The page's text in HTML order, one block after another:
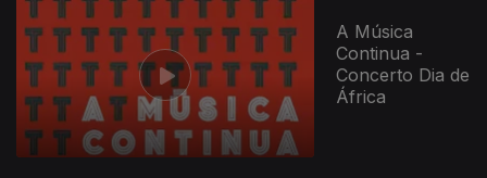
A Música
Continua -
Concerto Dia de
África